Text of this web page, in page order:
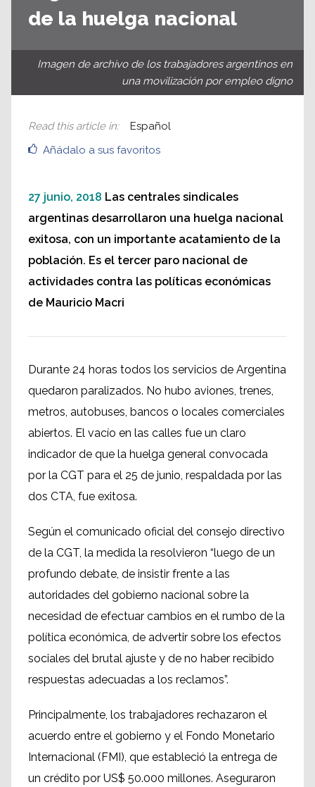
de la huelga nacional
Imagen de archivo de los trabajadores argentinos en
una movilización por empleo digno
Añádalo a sus favoritos
Read this article in: Español
27 junio, 2018 Las centrales sindicales
argentinas desarrollaron una huelga nacional
exitosa, con un importante acatamiento de la
población. Es el tercer paro nacional de
actividades contra las políticas económicas
de Mauricio Macri
Durante 24 horas todos los servicios de Argentina
quedaron paralizados. No hubo aviones, trenes,
metros, autobuses, bancos o locales comerciales
abiertos. El vacío en las calles fue un claro
indicador de que la huelga general convocada
por la CGT para el 25 de junio, respaldada por las
dos CTA, fue exitosa.
Según el comunicado oficial del consejo directivo
de la CGT, la medida la resolvieron “luego de un
profundo debate, de insistir frente a las
autoridades del gobierno nacional sobre la
necesidad de efectuar cambios en el rumbo de la
política económica, de advertir sobre los efectos
sociales del brutal ajuste y de no haber recibido
respuestas adecuadas a los reclamos”.
Principalmente, los trabajadores rechazaron el
acuerdo entre el gobierno y el Fondo Monetario
Internacional (FMI), que estableció la entrega de
un crédito por US$ 50.000 millones. Aseguraron